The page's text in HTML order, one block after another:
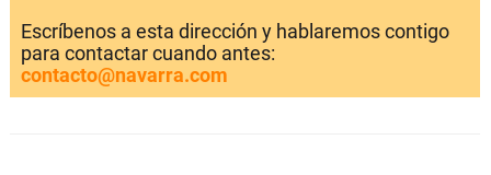
Escríbenos a esta dirección y hablaremos contigo
para contactar cuando antes:
contacto@navarra.com